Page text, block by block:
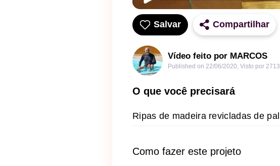
Salvar Compartilhar
Vídeo feito por MARCOS
Published on 22/06/2020 Visto por 2713
O que você precisará
Ripas de madeira revicladas de pal
Como fazer este projeto